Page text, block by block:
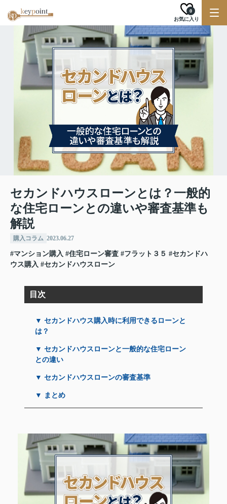
お気に入り
0
セカンドハウスローンとは？一般的
な住宅ローンとの違いや審査基準も
解説
購入コラム 2023.06.27
#マンション購入 #住宅ローン審査 #フラット３５ #セカンドハ
ウス購入 #セカンドハウスローン
目次
▼ セカンドハウス購入時に利用できるローンと
は？
▼ セカンドハウスローンと一般的な住宅ローン
との違い
▼ セカンドハウスローンの審査基準
▼ まとめ